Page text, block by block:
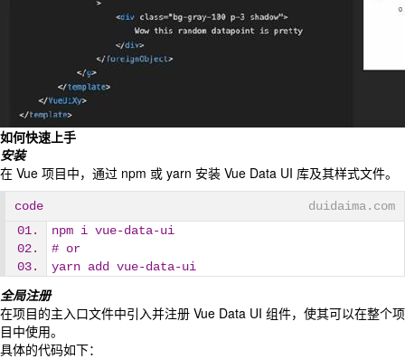
如何快速上手
安装
在 Vue 项目中，通过 npm 或 yarn 安装 Vue Data UI 库及其样式文件。
code
duidaima.com
npm i vue-data-ui
# or
yarn add vue-data-ui
全局注册
在项目的主入口文件中引入并注册 Vue Data UI 组件，使其可以在整个项
目中使用。
具体的代码如下：